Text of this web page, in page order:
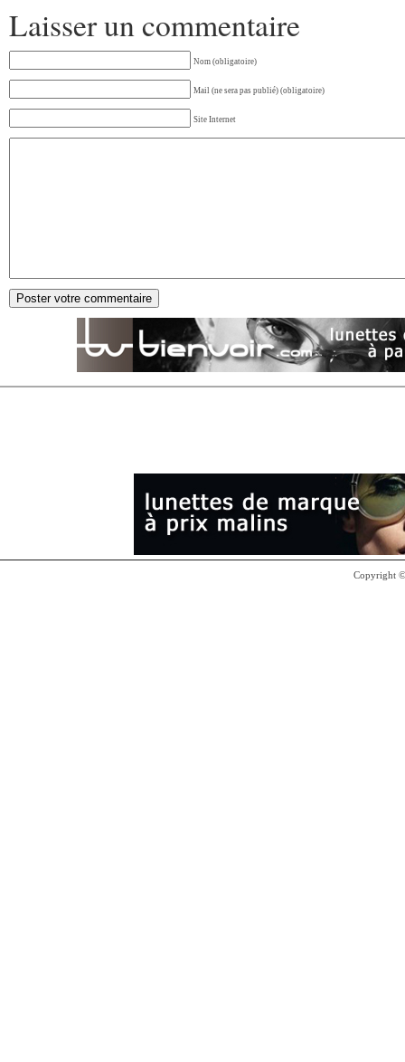
Laisser un commentaire
Nom (obligatoire)
Mail (ne sera pas publié) (obligatoire)
Site Internet
Copyright